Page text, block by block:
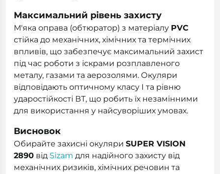
Максимальний рівень захисту
М'яка оправа (обтюратор) з матеріалу PVC
стійка до механічних, хімічних та термічних
впливів, що забезпечує максимальний захист
під час роботи з іскрами розплавленого
металу, газами та аерозолями. Окуляри
відповідають оптичному класу I та рівню
ударостійкості ВТ, що робить їх незамінними
для використання у найсуворіших умовах.
Висновок
Обирайте захисні окуляри SUPER VISION
2890 від Sizam для надійного захисту від
механічних ризиків, хімічних речовин та